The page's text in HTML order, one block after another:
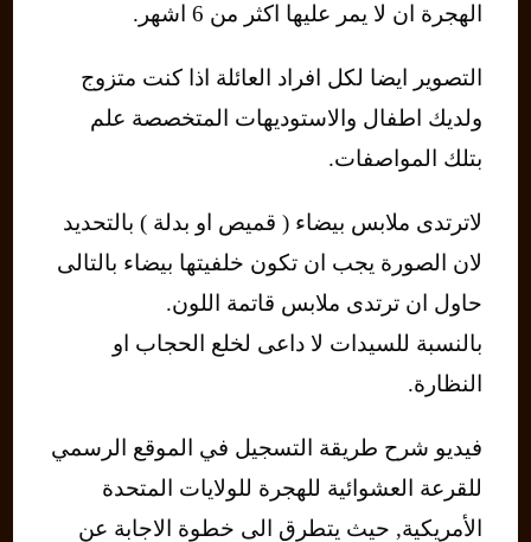
الهجرة ان لا يمر عليها اكثر من 6 اشهر.
التصوير ايضا لكل افراد العائلة اذا كنت متزوج
ولديك اطفال والاستوديهات المتخصصة علم
بتلك المواصفات.
لاترتدى ملابس بيضاء ( قميص او بدلة ) بالتحديد
لان الصورة يجب ان تكون خلفيتها بيضاء بالتالى
حاول ان ترتدى ملابس قاتمة اللون.
بالنسبة للسيدات لا داعى لخلع الحجاب او
النظارة.
فيديو شرح طريقة التسجيل في الموقع الرسمي
للقرعة العشوائية للهجرة للولايات المتحدة
الأمريكية, حيث يتطرق الى خطوة الاجابة عن